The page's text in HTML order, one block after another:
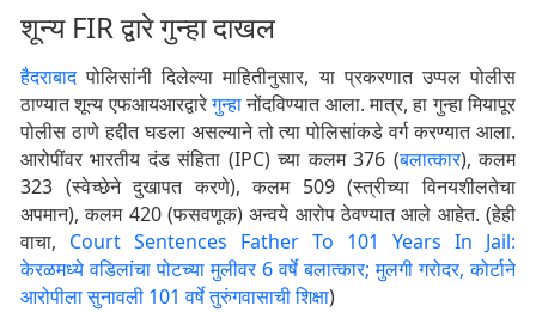
शून्य FIR द्वारे गुन्हा दाखल
हैदराबादपोलिसांनी दिलेल्या माहितीनुसार, या प्रकरणात उप्पल पोलीस
ठाण्यात शून्य एफआयआरद्वारेगुन्हानोंदविण्यात आला. मात्र, हा गुन्हा मियापूर
पोलीस ठाणे हद्दीत घडला असल्याने तो त्या पोलिसांकडे वर्ग करण्यात आला.
आरोपींवर भारतीय दंड संहिता (IPC) च्या कलम 376 (बलात्कार), कलम
323 (स्वेच्छेने दुखापत करणे), कलम 509 (स्त्रीच्या विनयशीलतेचा
अपमान), कलम 420 (फसवणूक) अन्वये आरोप ठेवण्यात आले आहेत. (हेही
वाचा, Court Sentences Father To 101 Years In Jail:
केरळमध्ये वडिलांचा पोटच्या मुलीवर 6 वर्षे बलात्कार; मुलगी गरोदर, कोर्टाने
आरोपीला सुनावली 101 वर्षे तुरुंगवासाची शिक्षा)